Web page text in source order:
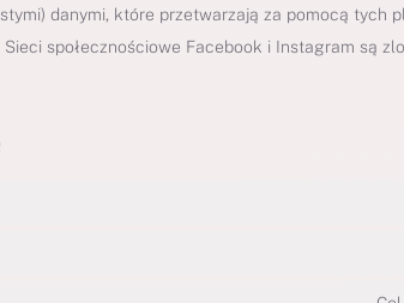
danymi, które przetwarzają za pomocą tych
społecznościowe Facebook i Instagram są